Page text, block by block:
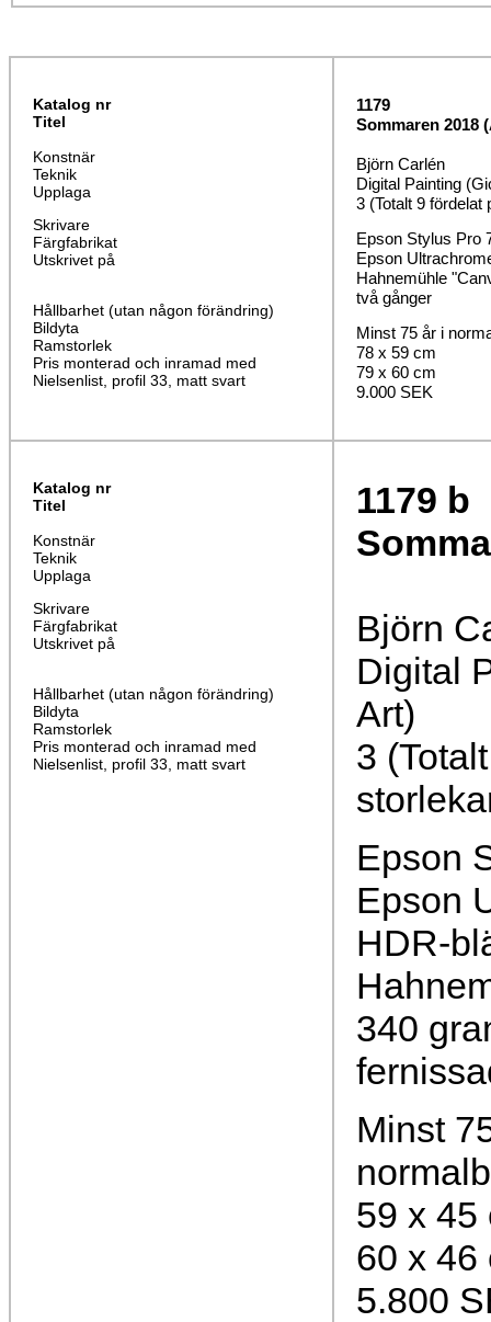
Katalog nr
Titel
Konstnär
Teknik
Upplaga
Skrivare
Färgfabrikat
Utskrivet på
Hållbarhet (utan någon förändring)
Bildyta
Ramstorlek
Pris monterad och inramad med
Nielsenlist, profil 33, matt svart
1179
Sommaren 2018
Björn Carlén
Digital Painting
3 (Totalt 9 fördelat
Epson Stylus Pro
Epson
Hahnemühle
två gånger
Minst 75 år i
78 x 59 cm
79 x 60 cm
9.000 SEK
Katalog nr
Titel
Konstnär
Teknik
Upplaga
Skrivare
Färgfabrikat
Utskrivet på
Hållbarhet (utan någon förändring)
Bildyta
Ramstorlek
Pris monterad och inramad med
Nielsenlist, profil 33, matt svart
1179 b
Björn
Digital
Art)
3
Epson
Epson
HDR-
340
Minst
59 x 45
60 x 46
5.800